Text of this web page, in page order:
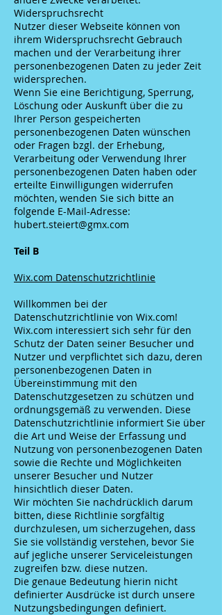
Widerspruchsrecht
Nutzer dieser Webseite können von
ihrem Widerspruchsrecht Gebrauch
machen und der Verarbeitung ihrer
personenbezogenen Daten zu jeder Zeit
widersprechen.
Wenn Sie eine Berichtigung, Sperrung,
Löschung oder Auskunft über die zu
Ihrer Person gespeicherten
personenbezogenen Daten wünschen
oder Fragen bzgl. der Erhebung,
Verarbeitung oder Verwendung Ihrer
personenbezogenen Daten haben oder
erteilte Einwilligungen widerrufen
möchten, wenden Sie sich bitte an
folgende E-Mail-Adresse:
hubert.steiert@gmx.com
Teil B
Wix.com Datenschutzrichtlinie
Willkommen bei der
Datenschutzrichtlinie von Wix.com!
Wix.com interessiert sich sehr für den
Schutz der Daten seiner Besucher und
Nutzer und verpflichtet sich dazu, deren
personenbezogenen Daten in
Übereinstimmung mit den
Datenschutzgesetzen zu schützen und
ordnungsgemäß zu verwenden. Diese
Datenschutzrichtlinie informiert Sie über
die Art und Weise der Erfassung und
Nutzung von personenbezogenen Daten
sowie die Rechte und Möglichkeiten
unserer Besucher und Nutzer
hinsichtlich dieser Daten.
Wir möchten Sie nachdrücklich darum
bitten, diese Richtlinie sorgfältig
durchzulesen, um sicherzugehen, dass
Sie sie vollständig verstehen, bevor Sie
auf jegliche unserer Serviceleistungen
zugreifen bzw. diese nutzen.
Die genaue Bedeutung hierin nicht
definierter Ausdrücke ist durch unsere
Nutzungsbedingungen definiert.